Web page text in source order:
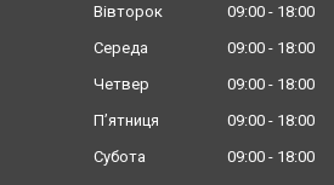
Вівторок
09:00
18:00
Середа
09:00
18:00
Четвер
09:00
18:00
Пʼятниця
09:00
18:00
Субота
09:00
18:00